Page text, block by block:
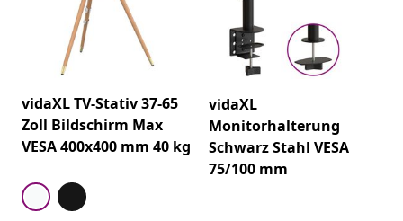
vidaXL TV-Stativ 37-65
Zoll Bildschirm Max
VESA 400x400 mm 40 kg
vidaXL
Monitorhalterung
Schwarz Stahl VESA
75/100 mm